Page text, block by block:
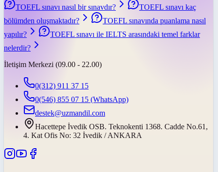
TOEFL sınavı nasıl bir sınavdır?
TOEFL sınavı kaç
bölümden oluşmaktadır?
TOEFL sınavında puanlama nasıl
yapılır?
TOEFL sınavı ile IELTS arasındaki temel farklar
nelerdir?
İletişim Merkezi (09.00 - 22.00)
0(312) 911 37 15
0(546) 855 07 15 (WhatsApp)
destek@uzmandil.com
Hacettepe İvedik OSB. Teknokenti 1368. Cadde No.61,
4. Kat Ofis No: 32 İvedik / ANKARA